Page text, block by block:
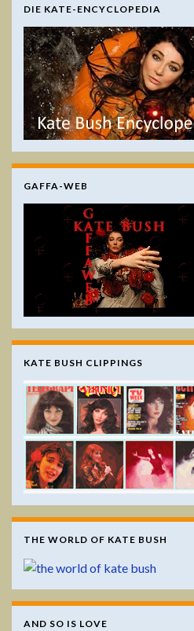
DIE KATE-ENCYCLOPEDIA
GAFFA-WEB
KATE BUSH CLIPPINGS
THE WORLD OF KATE BUSH
AND SO IS LOVE